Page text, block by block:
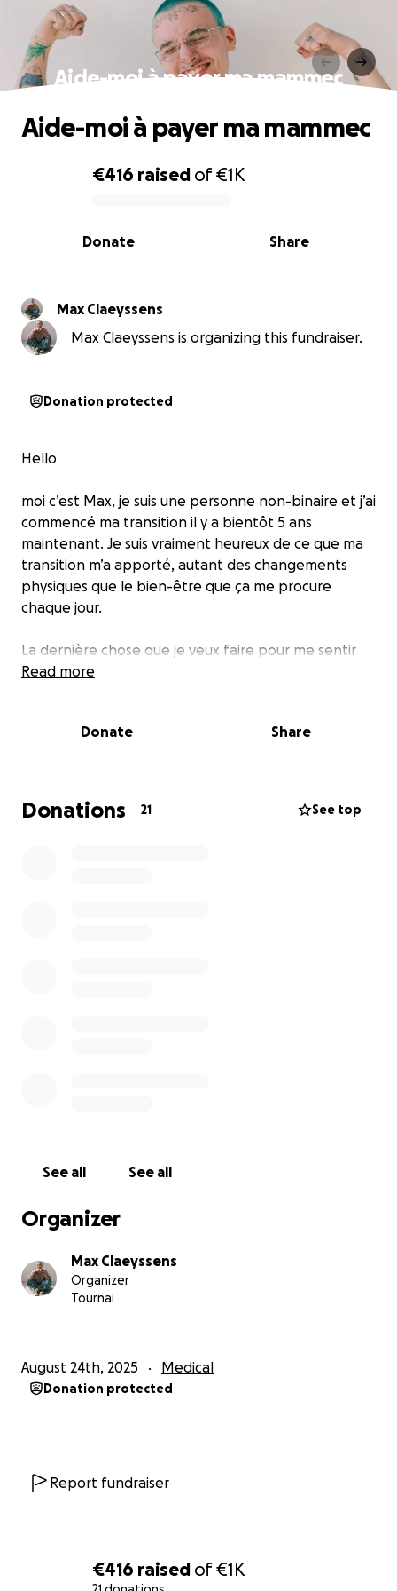
€416 raised of€1K
Aide-moi à payer ma mammec
0% complete
€416 raised of€1K
Share
Donate
Aide-moi à payer ma mammec
Max Claeyssens
Max Claeyssens is organizing this fundraiser.
Donation protected
Hello
moi c’est Max, je suis une personne non-binaire et j’ai
commencé ma transition il y a bientôt 5 ans
maintenant. Je suis vraiment heureux de ce que ma
transition m’a apporté, autant des changements
physiques que le bien-être que ça me procure
chaque jour.
La dernière chose que je veux faire pour me sentir
complètement bien dans mon corps, c’est une
ça, et je ne pense pas que j’en serais capable avant
C’est pour ça que j’ai besoin de votre aide pour
financer cette opération, alors si vous voulez et que
Read more
Donate Share
Donations 21 See top
See all See all
Organizer
Max Claeyssens
Organizer
Tournai
August 24th, 2025 Medical
Donation protected
Report fundraiser